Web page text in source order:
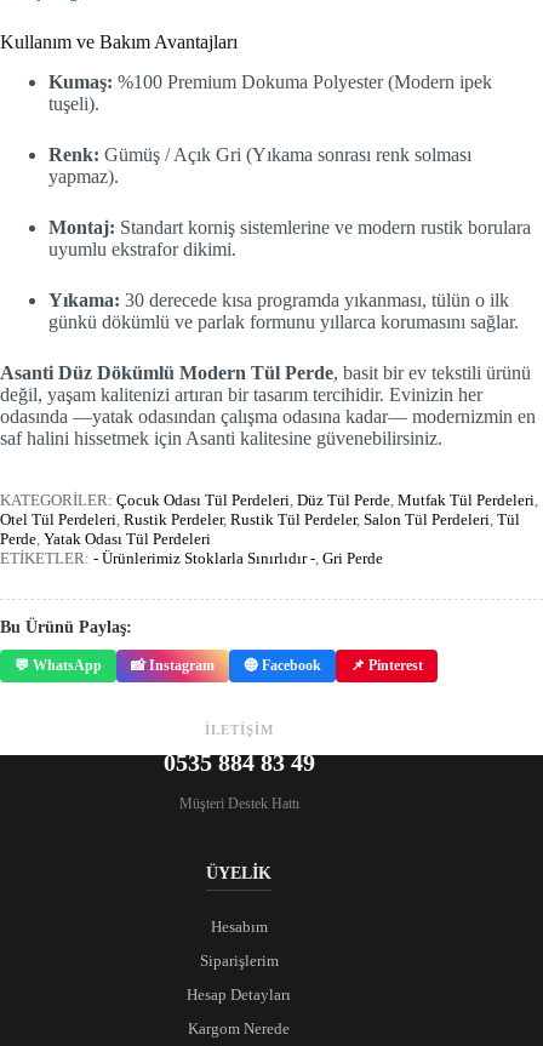
Kullanım ve Bakım Avantajları
Kumaş: %100 Premium Dokuma Polyester (Modern ipek
tuşeli).
Renk: Gümüş / Açık Gri (Yıkama sonrası renk solması
yapmaz).
Montaj: Standart korniş sistemlerine ve modern rustik borulara
uyumlu ekstrafor dikimi.
Yıkama: 30 derecede kısa programda yıkanması, tülün o ilk
günkü dökümlü ve parlak formunu yıllarca korumasını sağlar.
Asanti Düz Dökümlü Modern Tül Perde, basit bir ev tekstili ürünü
değil, yaşam kalitenizi artıran bir tasarım tercihidir. Evinizin her
odasında —yatak odasından çalışma odasına kadar— modernizmin en
saf halini hissetmek için Asanti kalitesine güvenebilirsiniz.
KATEGORİLER: Çocuk Odası Tül Perdeleri, Düz Tül Perde, Mutfak Tül Perdeleri,
Otel Tül Perdeleri, Rustik Perdeler, Rustik Tül Perdeler, Salon Tül Perdeleri, Tül
Perde, Yatak Odası Tül Perdeleri
ETİKETLER: - Ürünlerimiz Stoklarla Sınırlıdır -, Gri Perde
Bu Ürünü Paylaş:
💬 WhatsApp 📸 Instagram 🔵 Facebook 📌 Pinterest
İLETİŞİM
0535 884 83 49
Müşteri Destek Hattı
ÜYELİK
Hesabım
Siparişlerim
Hesap Detayları
Kargom Nerede